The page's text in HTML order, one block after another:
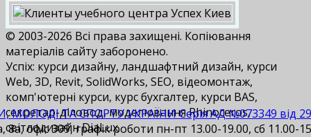
МОЛОДІ ТА СПОРТУ УКРАЇНИ Серія АД №073349 від
8а, офіс 309, графік роботи пн-пт 13.00-19.00, сб 11.00-
© 2003-2026 Всі права захищені. Копіювання
матеріалів сайту заборонено.
Успіх: курси дизайну, ландшафтний дизайн, курси
Web, 3D, Revit, SolidWorks, SEO, відеомонтаж,
комп'ютерні курси, курс бухгалтер, курси BAS,
cекретар-діловод, моделювання Rhinoceros,
світлодизайн DiaLux.